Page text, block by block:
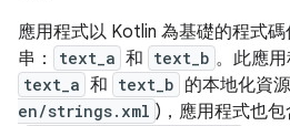
應用程式以 Kotlin 為基礎的程式
串：
text_a 和 text_b 。此應
text_a 和 text_b 的本地化資
en/strings.xml )，應用程式也